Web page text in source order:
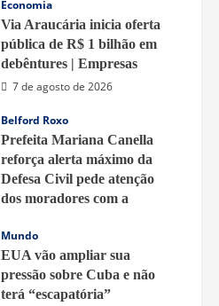
Economia
Via Araucária inicia oferta
pública de R$ 1 bilhão em
debêntures | Empresas
7 de agosto de 2026
Belford Roxo
Prefeita Mariana Canella
reforça alerta máximo da
Defesa Civil pede atenção
dos moradores com a
fortes
7 de agosto de 2026
Mundo
EUA vão ampliar sua
pressão sobre Cuba e não
terá “escapatória”